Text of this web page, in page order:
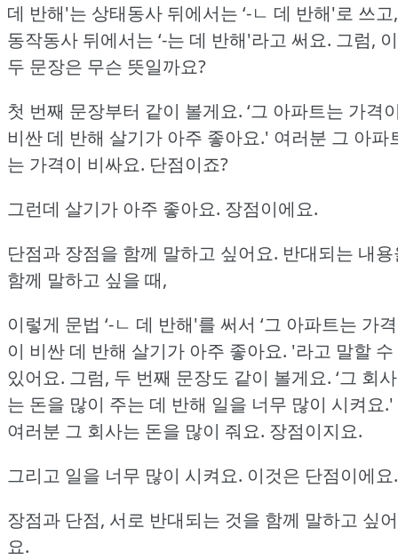
데 반해'는 상태동사 뒤에서는 ‘-ㄴ 데 반해'로 쓰고,
동작동사 뒤에서는 ‘-는 데 반해'라고 써요. 그럼, 이
두 문장은 무슨 뜻일까요?
첫 번째 문장부터 같이 볼게요. ‘그 아파트는 가격
비싼 데 반해 살기가 아주 좋아요.' 여러분 그 아파
는 가격이 비싸요. 단점이죠?
그런데 살기가 아주 좋아요. 장점이에요.
단점과 장점을 함께 말하고 싶어요. 반대되는 내
함께 말하고 싶을 때,
이렇게 문법 ‘-ㄴ 데 반해'를 써서 ‘그 아파트는 가격
이 비싼 데 반해 살기가 아주 좋아요. '라고 말할 수
있어요. 그럼, 두 번째 문장도 같이 볼게요. ‘그 회사
는 돈을 많이 주는 데 반해 일을 너무 많이 시켜요.'
여러분 그 회사는 돈을 많이 줘요. 장점이지요.
그리고 일을 너무 많이 시켜요. 이것은 단점이에요.
장점과 단점, 서로 반대되는 것을 함께 말하고 싶어
요.